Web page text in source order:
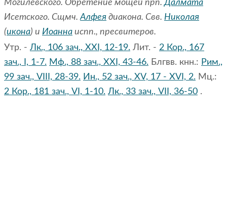
Могилевского. Обретение мощей прп.Далмата
Исетского. Сщмч.Алфея диакона. Свв. Николая
(икона) и Иоанна испп., пресвитеров.
Утр. - Лк., 106 зач., XXI, 12-19. Лит. - 2 Кор., 167
зач., I, 1-7. Мф., 88 зач., XXI, 43-46. Блгвв. кнн.: Рим.,
99 зач., VIII, 28-39. Ин., 52 зач., XV, 17 - XVI, 2. Мц.:
2 Кор., 181 зач., VI, 1-10. Лк., 33 зач., VII, 36-50 .